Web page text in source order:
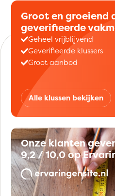
Groot en groeiend
geverifieerde
Geheel vrijblijvend
Geverifieerde klussers
Groot aanbod
Alle klussen bekijken
Onze klanten
9,2 / 10,0 op